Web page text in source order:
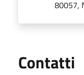
80057,
Contatti